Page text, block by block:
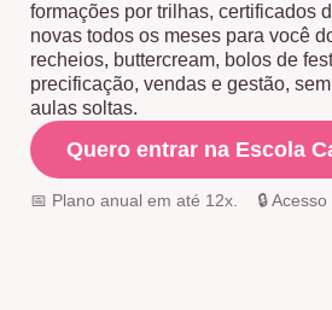
formações por trilhas, certificados
novas todos os meses para você
recheios, buttercream, bolos de
precificação, vendas e gestão,
aulas soltas.
Quero entrar na Escola
📅 Plano anual em até 12x. 🔒 Acesso